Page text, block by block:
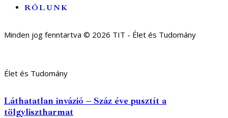
RÓLUNK
Minden jog fenntartva © 2026 TIT - Élet és Tudomány
Élet és Tudomány
Láthatatlan invázió – Száz éve pusztít a
tölgylisztharmat